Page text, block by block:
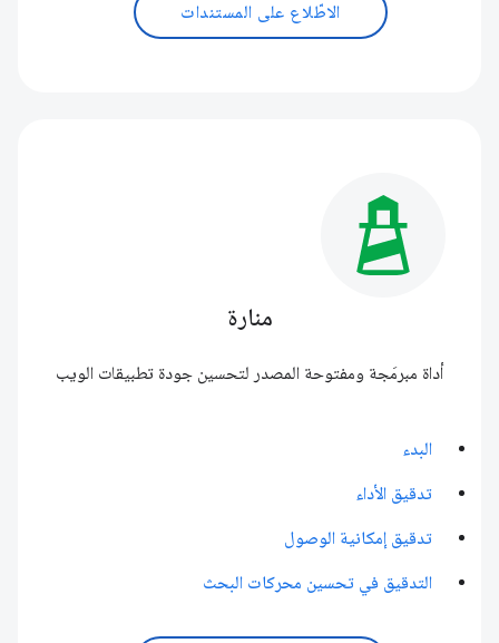
الاطّلاع على المستندات
منارة
أداة مبرمَجة ومفتوحة المصدر لتحسين جودة تطبيقات الويب
البدء
تدقيق الأداء
تدقيق إمكانية الوصول
التدقيق في تحسين محركات البحث